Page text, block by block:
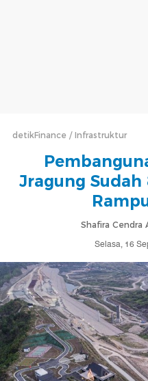
detikFinance Infrastruktur
Jragung
Shafira Cendra
Selasa, 16